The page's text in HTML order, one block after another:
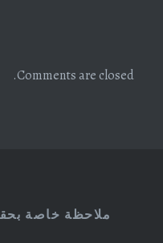
Comments are closed.
ملاحظة خاصة